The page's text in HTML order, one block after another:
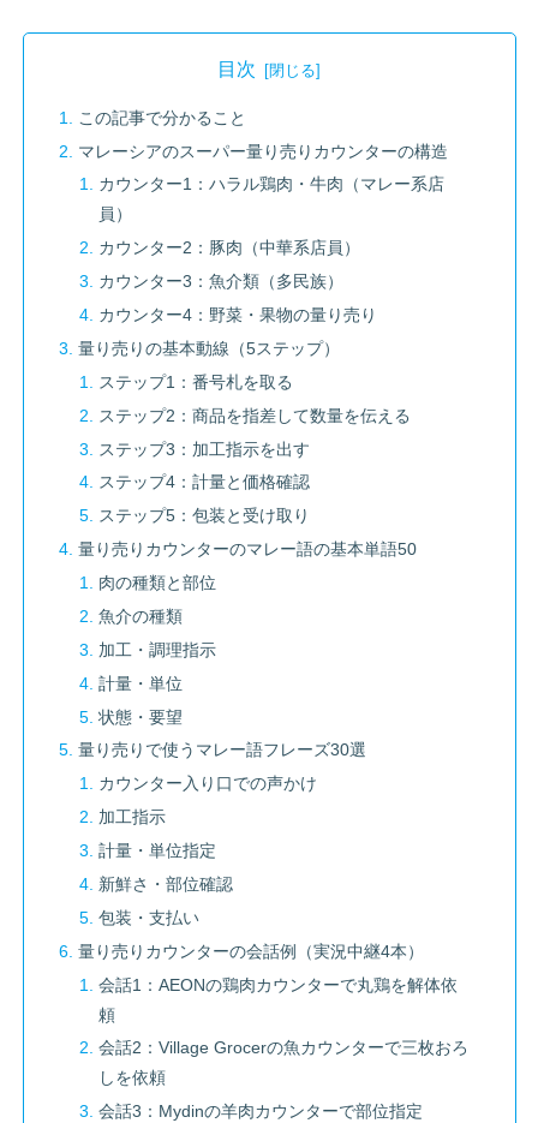
目次
この記事で分かること
マレーシアのスーパー量り売りカウンターの構造
カウンター1：ハラル鶏肉・牛肉（マレー系店
員）
カウンター2：豚肉（中華系店員）
カウンター3：魚介類（多民族）
カウンター4：野菜・果物の量り売り
量り売りの基本動線（5ステップ）
ステップ1：番号札を取る
ステップ2：商品を指差して数量を伝える
ステップ3：加工指示を出す
ステップ4：計量と価格確認
ステップ5：包装と受け取り
量り売りカウンターのマレー語の基本単語50
肉の種類と部位
魚介の種類
加工・調理指示
計量・単位
状態・要望
量り売りで使うマレー語フレーズ30選
カウンター入り口での声かけ
加工指示
計量・単位指定
新鮮さ・部位確認
包装・支払い
量り売りカウンターの会話例（実況中継4本）
会話1：AEONの鶏肉カウンターで丸鶏を解体依
頼
会話2：Village Grocerの魚カウンターで三枚おろ
しを依頼
会話3：Mydinの羊肉カウンターで部位指定